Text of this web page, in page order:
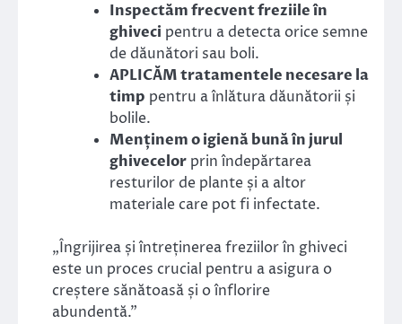
Inspectăm frecvent freziile în
ghiveci pentru a detecta orice semne
de dăunători sau boli.
APLICĂM tratamentele necesare la
timp pentru a înlătura dăunătorii și
bolile.
Menținem o igienă bună în jurul
ghivecelor prin îndepărtarea
resturilor de plante și a altor
materiale care pot fi infectate.
„Îngrijirea și întreținerea freziilor în ghiveci
este un proces crucial pentru a asigura o
creștere sănătoasă și o înflorire
abundentă.”